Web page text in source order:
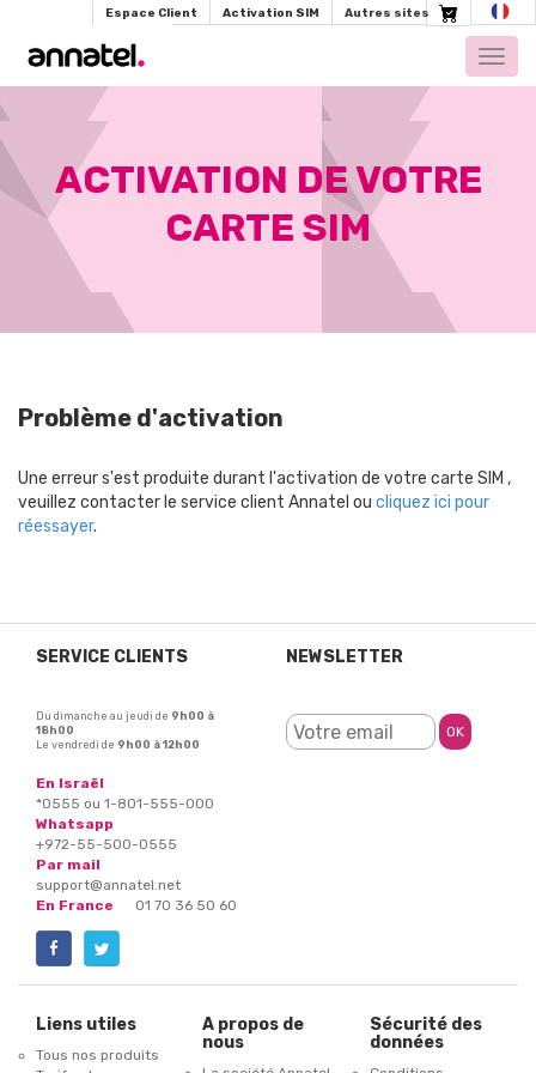
Autres sites
Activation SIM
Espace Client
ACTIVATION DE VOTRE
CARTE SIM
Problème d'activation
Une erreur s'est produite durant l'activation de votre carte SIM ,
veuillez contacter le service client Annatel ou cliquez ici pour
réessayer.
NEWSLETTER
SERVICE CLIENTS
Du dimanche au jeudi de 9h00 à
18h00
Le vendredi de 9h00 à 12h00
En Israël
*0555 ou 1-801-555-000
Whatsapp
+972-55-500-0555
Par mail
support@annatel.net
En France
01 70 36 50 60
Liens utiles
Tous nos produits
A propos de
nous
Sécurité des
données